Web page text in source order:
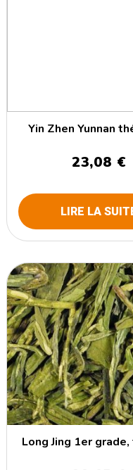
Yin Zhen Yunnan
23,08 €
LIRE LA
Long Jing 1er